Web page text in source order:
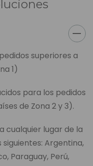
superiores a
1)
para los pedidos
de Zona 2 y 3).
cualquier lugar de la
Argentina,
Paraguay, Perú,